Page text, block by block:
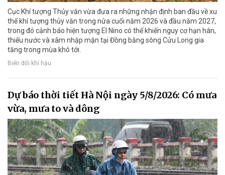
Cục Khí tượng Thủy văn vừa đưa ra những nhận định ban đầu về xu
thế khí tượng thủy văn trong nửa cuối năm 2026 và đầu năm 2027,
trong đó cảnh báo hiện tượng El Nino có thể khiến nguy cơ hạn hán,
thiếu nước và xâm nhập mặn tại Đồng bằng sông Cửu Long gia
tăng trong mùa khô tới.
Biến đổi khí hậu
Dự báo thời tiết Hà Nội ngày 5/8/2026: Có mưa
vừa, mưa to và dông